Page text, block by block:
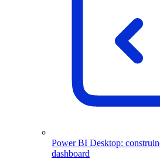
Power BI Desktop:
dashboard